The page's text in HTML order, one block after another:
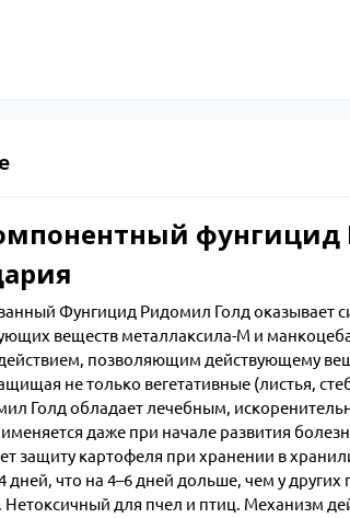
фунгицид
Фунгицид Ридомил Голд оказывает
веществ металлаксила-М и
позволяющим действующему
не только вегетативные (листья,
Голд обладает лечебным,
даже при начале развития
защиту картофеля при хранении в
что на 4–6 дней дольше, чем у других
Нетоксичный для пчел и птиц. Механизм